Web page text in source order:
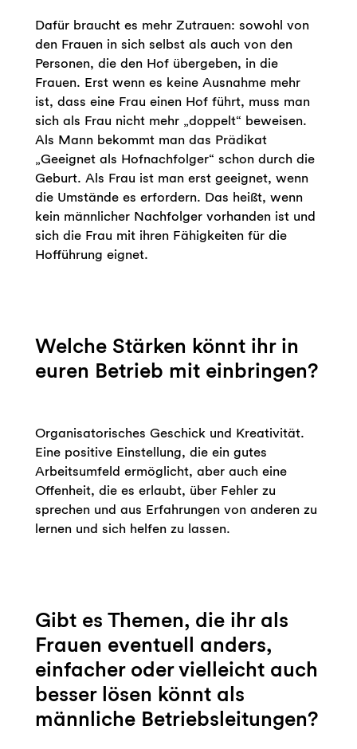
Dafür braucht es mehr Zutrauen: sowohl von
den Frauen in sich selbst als auch von den
Personen, die den Hof übergeben, in die
Frauen. Erst wenn es keine Ausnahme mehr
ist, dass eine Frau einen Hof führt, muss man
sich als Frau nicht mehr „doppelt“ beweisen.
Als Mann bekommt man das Prädikat
„Geeignet als Hofnachfolger“ schon durch die
Geburt. Als Frau ist man erst geeignet, wenn
die Umstände es erfordern. Das heißt, wenn
kein männlicher Nachfolger vorhanden ist und
sich die Frau mit ihren Fähigkeiten für die
Hofführung eignet.
Welche Stärken könnt ihr in
euren Betrieb mit einbringen?
Organisatorisches Geschick und Kreativität.
Eine positive Einstellung, die ein gutes
Arbeitsumfeld ermöglicht, aber auch eine
Offenheit, die es erlaubt, über Fehler zu
sprechen und aus Erfahrungen von anderen zu
lernen und sich helfen zu lassen.
Gibt es Themen, die ihr als
Frauen eventuell anders,
einfacher oder vielleicht auch
besser lösen könnt als
männliche Betriebsleitungen?